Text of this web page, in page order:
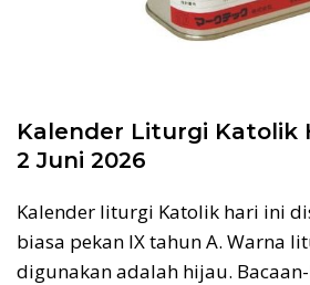
Kalender Liturgi Katolik
2 Juni 2026
Kalender liturgi Katolik hari ini
biasa pekan IX tahun A. Warna
digunakan adalah hijau.